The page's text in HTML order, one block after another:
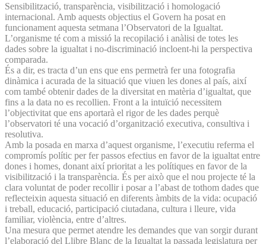
Sensibilització, transparència, visibilització i homologació
internacional. Amb aquests objectius el Govern ha posat en
funcionament aquesta setmana l’Observatori de la Igualtat.
L’organisme té com a missió la recopilació i anàlisi de totes les
dades sobre la igualtat i no-discriminació incloent-hi la perspectiva
comparada.
És a dir, es tracta d’un ens que ens permetrà fer una fotografia
dinàmica i acurada de la situació que viuen les dones al país, així
com també obtenir dades de la diversitat en matèria d’igualtat, que
fins a la data no es recollien. Front a la intuïció necessitem
l’objectivitat que ens aportarà el rigor de les dades perquè
l’observatori té una vocació d’organització executiva, consultiva i
resolutiva.
Amb la posada en marxa d’aquest organisme, l’executiu referma el
compromís polític per fer passos efectius en favor de la igualtat entre
dones i homes, donant així prioritat a les polítiques en favor de la
visibilització i la transparència. És per això que el nou projecte té la
clara voluntat de poder recollir i posar a l’abast de tothom dades que
reflecteixin aquesta situació en diferents àmbits de la vida: ocupació
i treball, educació, participació ciutadana, cultura i lleure, vida
familiar, violència, entre d’altres.
Una mesura que permet atendre les demandes que van sorgir durant
l’elaboració del Llibre Blanc de la Igualtat la passada legislatura per